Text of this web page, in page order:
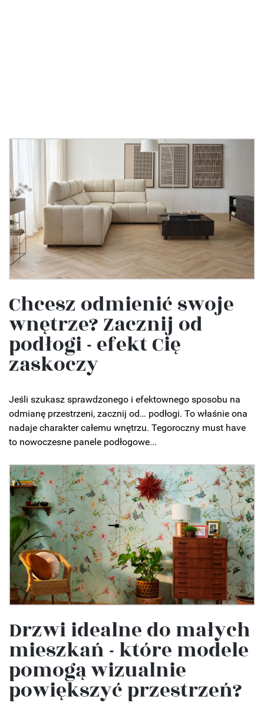
Chcesz odmienić swoje
wnętrze? Zacznij od
podłogi - efekt Cię
zaskoczy
Jeśli szukasz sprawdzonego i efektownego sposobu na
odmianę przestrzeni, zacznij od… podłogi. To właśnie ona
nadaje charakter całemu wnętrzu. Tegoroczny must have
to nowoczesne panele podłogowe...
Drzwi idealne do małych
mieszkań - które modele
pomogą wizualnie
powiększyć przestrzeń?